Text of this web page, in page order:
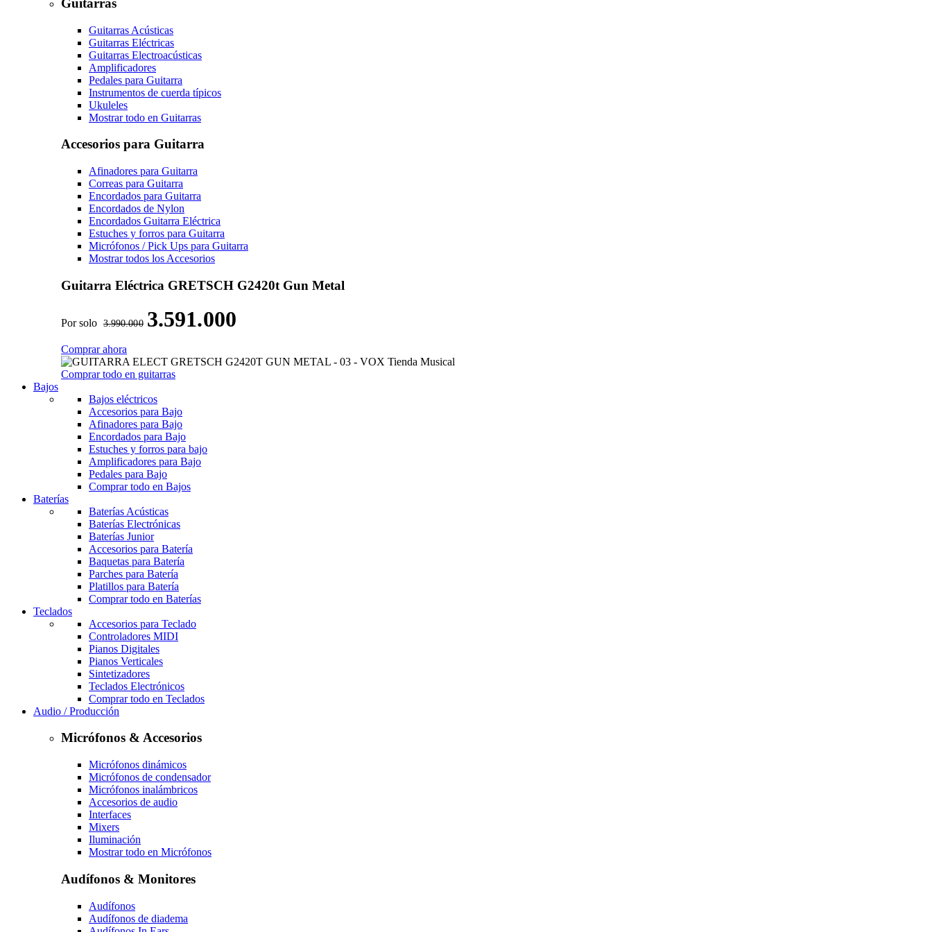
Guitarras
Guitarras Acústicas
Guitarras Eléctricas
Guitarras Electroacústicas
Amplificadores
Pedales para Guitarra
Instrumentos de cuerda típicos
Ukuleles
Mostrar todo en Guitarras
Accesorios para Guitarra
Afinadores para Guitarra
Correas para Guitarra
Encordados para Guitarra
Encordados de Nylon
Encordados Guitarra Eléctrica
Estuches y forros para Guitarra
Micrófonos / Pick Ups para Guitarra
Mostrar todos los Accesorios
Guitarra Eléctrica GRETSCH G2420t Gun Metal
Por solo 3.990.000 3.591.000
Comprar ahora
Comprar todo en guitarras
Bajos
Bajos eléctricos
Accesorios para Bajo
Afinadores para Bajo
Encordados para Bajo
Estuches y forros para bajo
Amplificadores para Bajo
Pedales para Bajo
Comprar todo en Bajos
Baterías
Baterías Acústicas
Baterías Electrónicas
Baterías Junior
Accesorios para Batería
Baquetas para Batería
Parches para Batería
Platillos para Batería
Comprar todo en Baterías
Teclados
Accesorios para Teclado
Controladores MIDI
Pianos Digitales
Pianos Verticales
Sintetizadores
Teclados Electrónicos
Comprar todo en Teclados
Audio / Producción
Micrófonos & Accesorios
Micrófonos dinámicos
Micrófonos de condensador
Micrófonos inalámbricos
Accesorios de audio
Interfaces
Mixers
Iluminación
Mostrar todo en Micrófonos
Audífonos & Monitores
Audífonos
Audífonos de diadema